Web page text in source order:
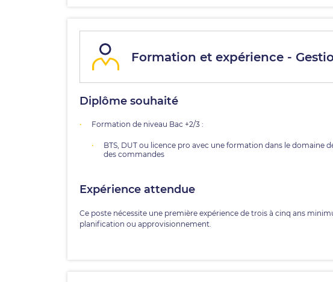
Formation et expérience -
Diplôme souhaité
Formation de niveau Bac +2/3 :
BTS, DUT ou licence pro avec une formation dans le domaine
des commandes
Expérience attendue
Ce poste nécessite une première expérience de trois à cinq ans
planification ou approvisionnement.